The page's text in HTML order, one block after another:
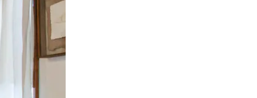
жести дотику та гортання.